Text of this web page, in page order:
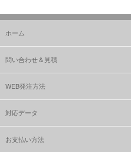
ホーム
問い合わせ＆見積
WEB発注方法
対応データ
お支払い方法